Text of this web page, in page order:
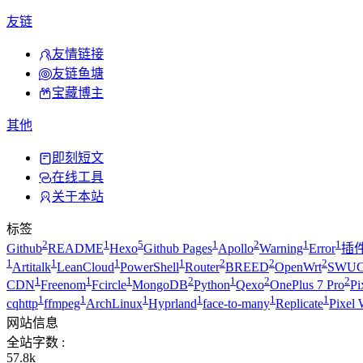
友链
友情链接
友链鱼塘
宝藏博主
其他
即刻短文
在线工具
关于本站
标签
Github2README1 Hexo5Github Pages1 Apollo2Warning1 Error1 插
1 Artitalk1 LeanCloud1 PowerShell1 Router2BREED2OpenWrt2
CDN1 Freenom1 Fcircle1 MongoDB2Python1 Qexo2OnePlus 7 Pro2
cqhttp1 ffmpeg1 ArchLinux1 Hyprland1 face-to-many1 Replicate1 Pixel
网站信息
全站字数 :
57.8k